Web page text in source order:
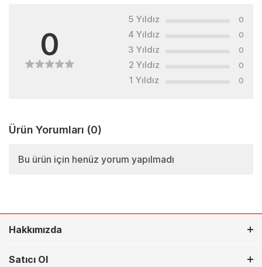
0
5 Yıldız 0
4 Yıldız 0
3 Yıldız 0
2 Yıldız 0
1 Yıldız 0
Ürün Yorumları (0)
Bu ürün için henüz yorum yapılmadı
Hakkımızda
Satıcı Ol